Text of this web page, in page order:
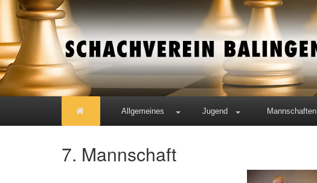
Allgemeines Jugend Mannschaften
7. Mannschaft